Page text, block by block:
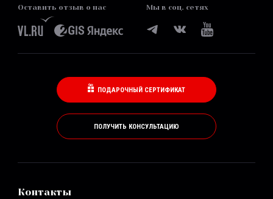
Оставить отзыв о нас Мы в соц. сетях
ПОДАРОЧНЫЙ СЕРТИФИКАТ
ПОЛУЧИТЬ КОНСУЛЬТАЦИЮ
Контакты